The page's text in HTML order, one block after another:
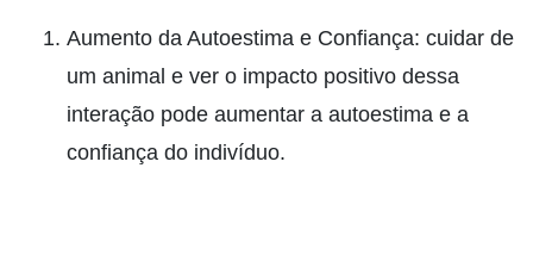
Aumento da Autoestima e Confiança: cuidar de
um animal e ver o impacto positivo dessa
interação pode aumentar a autoestima e a
confiança do indivíduo.